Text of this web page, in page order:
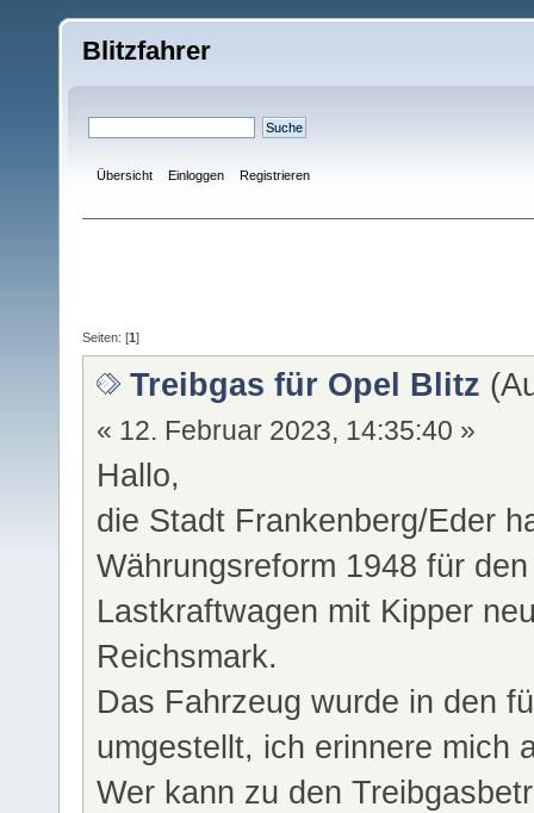
Blitzfahrer
Übersicht Einloggen Registrieren
Seiten: [1]
Treibgas für Opel Blitz
« 12. Februar 2023, 14:35:40 »
Hallo,
die Stadt Frankenberg/Eder
Währungsreform 1948 für
Lastkraftwagen mit Kipper
Reichsmark.
Das Fahrzeug wurde in den
umgestellt, ich erinnere mich
Wer kann zu den